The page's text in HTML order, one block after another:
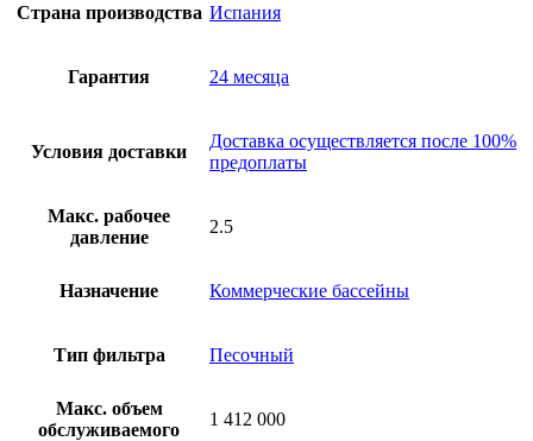
Страна производства Испания
Гарантия 24 месяца
Условия доставки
Доставка осуществляется после 100%
предоплаты
Макс. рабочее
давление
2.5
Назначение Коммерческие бассейны
Тип фильтра Песочный
Макс. объем
обслуживаемого
1 412 000